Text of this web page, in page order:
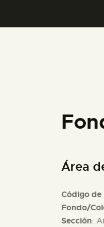
Área
Código
Fondo/
Sección: